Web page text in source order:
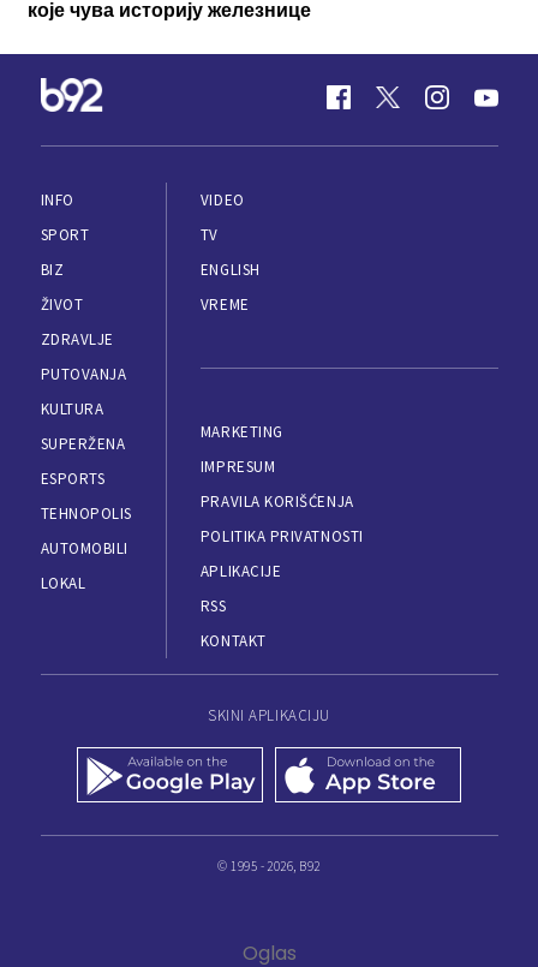
које чува историју железнице
INFO
SPORT
BIZ
ŽIVOT
ZDRAVLJE
PUTOVANJA
KULTURA
SUPERŽENA
ESPORTS
TEHNOPOLIS
AUTOMOBILI
LOKAL
VIDEO
TV
ENGLISH
VREME
MARKETING
IMPRESUM
PRAVILA KORIŠĆENJA
POLITIKA PRIVATNOSTI
APLIKACIJE
RSS
KONTAKT
SKINI APLIKACIJU
© 1995 - 2026, B92